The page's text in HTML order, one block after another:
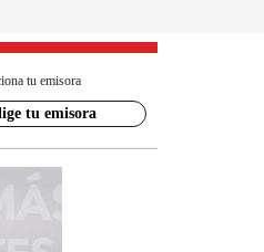
tu emisora
tu emisora